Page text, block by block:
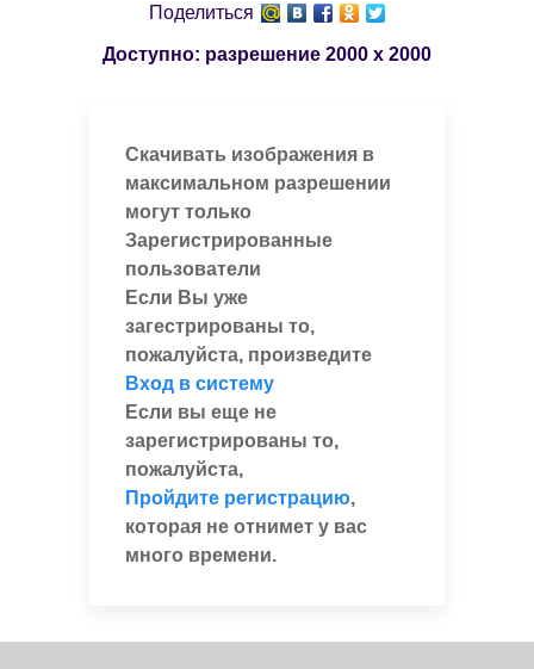
Поделиться
Доступно: разрешение 2000 x 2000
Скачивать изображения в
максимальном разрешении
могут только
Зарегистрированные
пользователи
Если Вы уже
загестрированы то,
пожалуйста, произведите
Вход в систему
Если вы еще не
зарегистрированы то,
пожалуйста,
Пройдите регистрацию,
которая не отнимет у вас
много времени.